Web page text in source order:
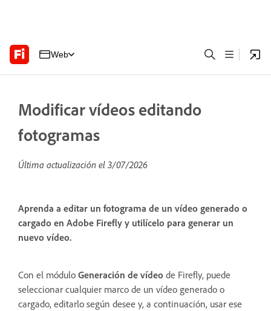
Web
Modificar vídeos editando
fotogramas
Última actualización el 3/07/2026
Aprenda a editar un fotograma de un vídeo generado o
cargado en Adobe Firefly y utilícelo para generar un
nuevo vídeo.
Con el módulo Generación de vídeo de Firefly, puede
seleccionar cualquier marco de un vídeo generado o
cargado, editarlo según desee y, a continuación, usar ese